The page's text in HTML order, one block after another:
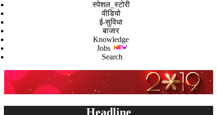
स्पेशल_स्टोरी
वीडियो
ई-सुविधा
बाजार
Knowledge
Jobs
Search
Headline